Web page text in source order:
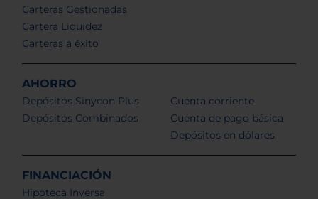
Carteras Gestionadas
Cartera Liquidez
Carteras a éxito
AHORRO
Depósitos Sinycon Plus
Depósitos Combinados
Cuenta corriente
Cuenta de pago básica
Depósitos en dólares
FINANCIACIÓN
Hipoteca Inversa